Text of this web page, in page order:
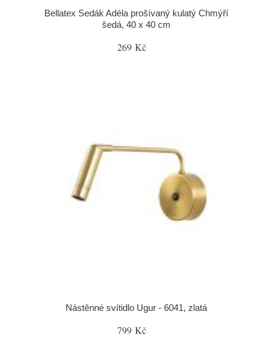
Bellatex Sedák Adéla prošívaný kulatý Chmýří
šedá, 40 x 40 cm
269 Kč
Nástěnné svítidlo Ugur - 6041, zlatá
799 Kč